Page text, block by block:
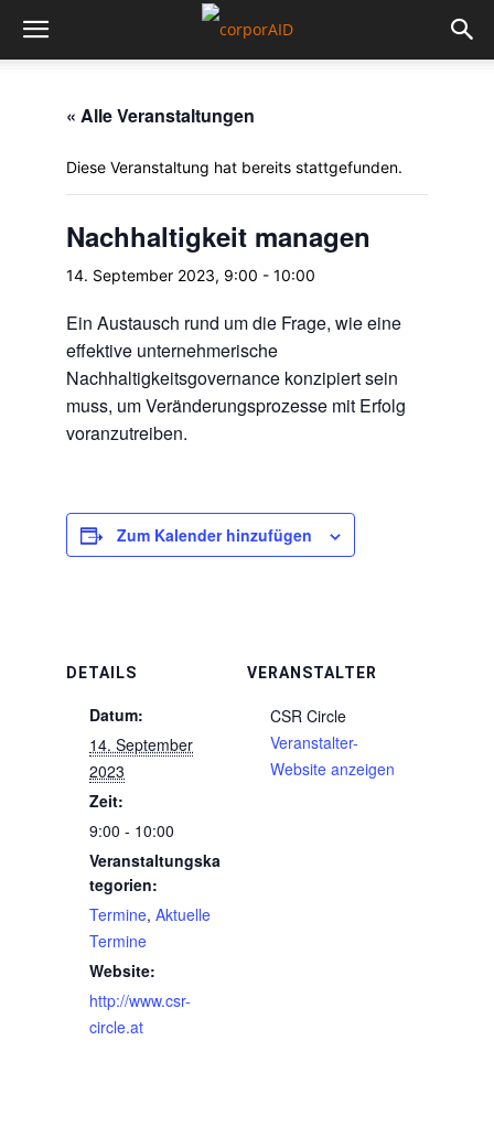
« Alle Veranstaltungen
Diese Veranstaltung hat bereits stattgefunden.
Nachhaltigkeit managen
14. September 2023, 9:00 - 10:00
Ein Austausch rund um die Frage, wie eine
effektive unternehmerische
Nachhaltigkeitsgovernance konzipiert sein
muss, um Veränderungsprozesse mit Erfolg
voranzutreiben.
Zum Kalender hinzufügen
DETAILS
Datum:
14. September
2023
Zeit:
9:00 - 10:00
Veranstaltungska
tegorien:
Termine, Aktuelle
Termine
Website:
http://www.csr-
circle.at
VERANSTALTER
CSR Circle
Veranstalter-
Website anzeigen